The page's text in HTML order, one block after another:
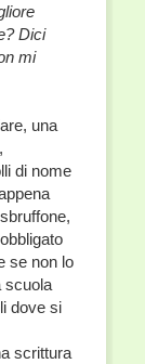
Dici
mi
una
di nome
se non lo
scuola
dove si
scrittura